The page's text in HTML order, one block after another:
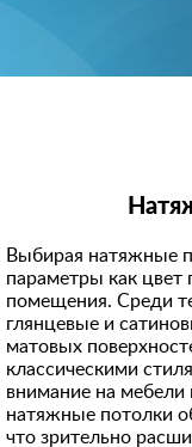
Выбирая натяжные
параметры как цвет
помещения. Среди
глянцевые и
матовых
классическими
внимание на мебели
натяжные потолки
что зрительно